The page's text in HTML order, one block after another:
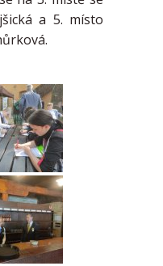
a 5. místo